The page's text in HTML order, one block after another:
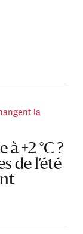
la
+2 °C ?
de l’été